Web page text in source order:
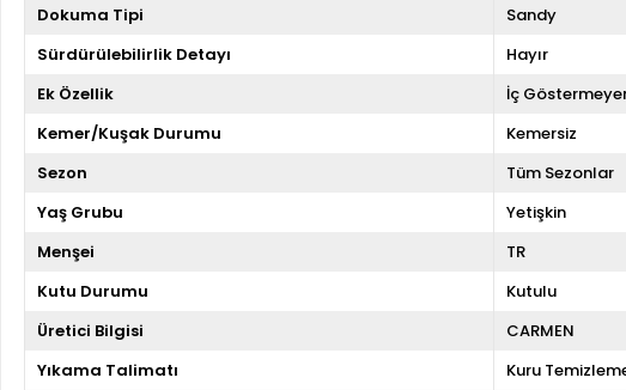
Dokuma Tipi
Sandy
Sürdürülebilirlik Detayı
Hayır
Ek Özellik
İç
Kemer/Kuşak Durumu
Kemersiz
Sezon
Tüm Sezonlar
Yaş Grubu
Yetişkin
Menşei
TR
Kutu Durumu
Kutulu
Üretici Bilgisi
CARMEN
Yıkama Talimatı
Kuru